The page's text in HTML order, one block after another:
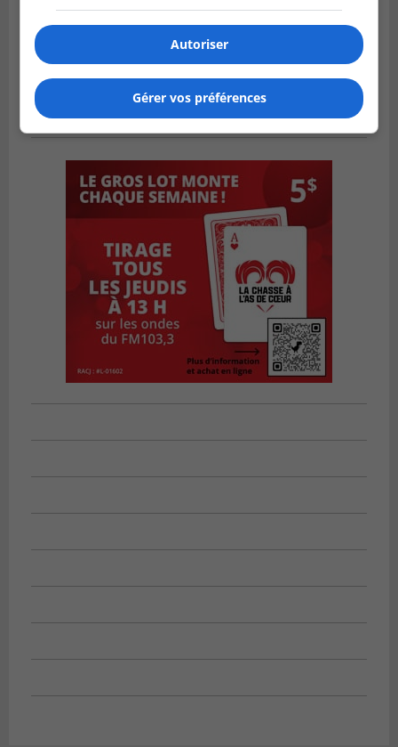
Autoriser
Gérer vos préférences